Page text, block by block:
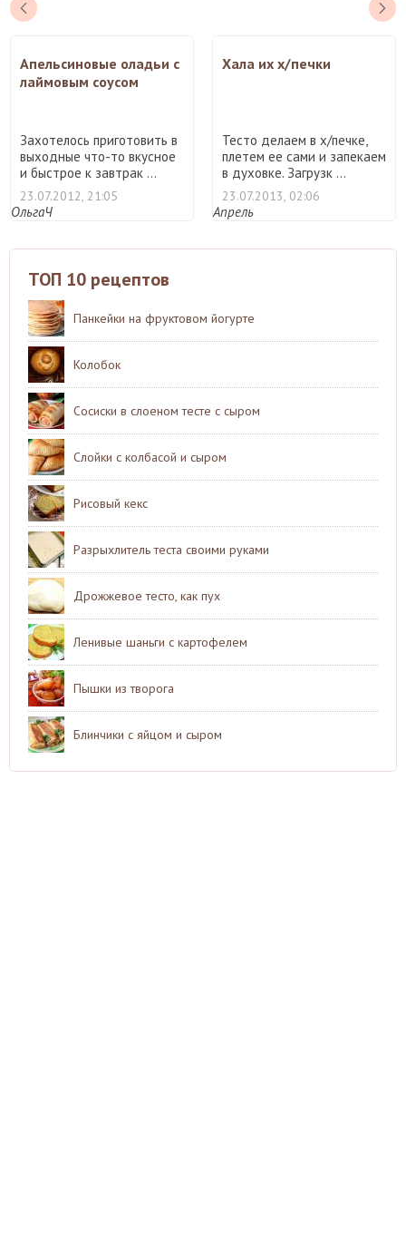
Апельсиновые оладьи с
лаймовым соусом
Захотелось приготовить в
выходные что-то вкусное
и быстрое к завтрак ...
23.07.2012, 21:05
ОльгаЧ
Хала их х/печки
Тесто делаем в х/печке,
плетем ее сами и запекаем
в духовке. Загрузк ...
23.07.2013, 02:06
Апрель
ТОП 10 рецептов
Панкейки на фруктовом йогурте
Колобок
Сосиски в слоеном тесте с сыром
Слойки с колбасой и сыром
Рисовый кекс
Разрыхлитель теста своими руками
Дрожжевое тесто, как пух
Ленивые шаньги с картофелем
Пышки из творога
Блинчики с яйцом и сыром